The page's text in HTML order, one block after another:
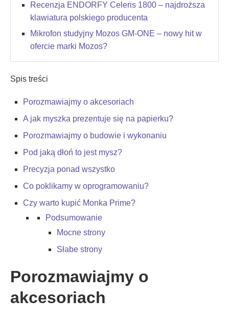
Recenzja ENDORFY Celeris 1800 – najdroższa
klawiatura polskiego producenta
Mikrofon studyjny Mozos GM-ONE – nowy hit w
ofercie marki Mozos?
Spis treści
Porozmawiajmy o akcesoriach
A jak myszka prezentuje się na papierku?
Porozmawiajmy o budowie i wykonaniu
Pod jaką dłoń to jest mysz?
Precyzja ponad wszystko
Co poklikamy w oprogramowaniu?
Czy warto kupić Monka Prime?
Podsumowanie
Mocne strony
Słabe strony
Porozmawiajmy o
akcesoriach